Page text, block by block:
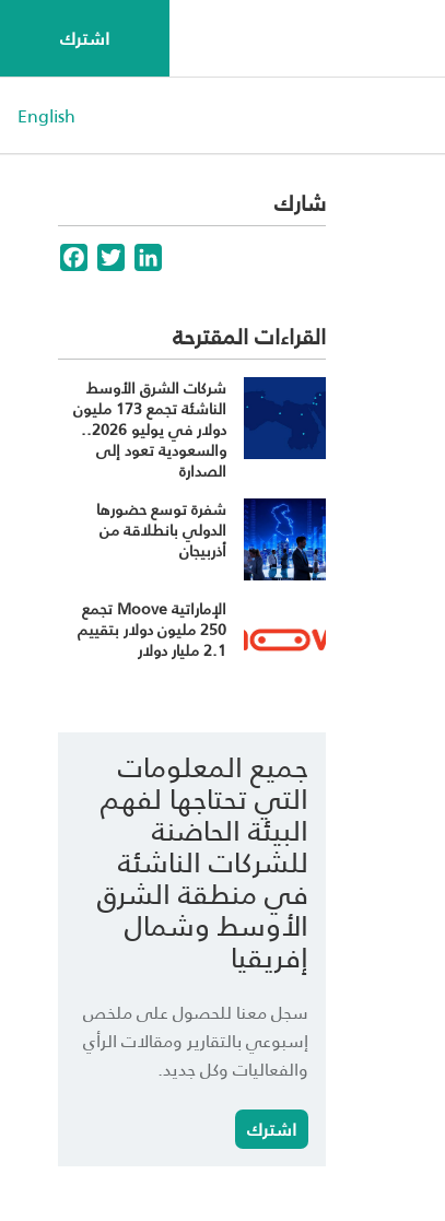
اشترك
English
شارك
FacebookTwitterLinkedIn
القراءات المقترحة
شركات الشرق الأوسط
الناشئة تجمع 173 مليون
دولار في يوليو 2026..
والسعودية تعود إلى
الصدارة
شفرة توسع حضورها
الدولي بانطلاقة من
أذربيجان
الإماراتية Moove تجمع
250 مليون دولار بتقييم
2.1 مليار دولار
جميع المعلومات
التي تحتاجها لفهم
البيئة الحاضنة
للشركات الناشئة
في منطقة الشرق
الأوسط وشمال
إفريقيا
سجل معنا للحصول على ملخص
إسبوعي بالتقارير ومقالات الرأي
والفعاليات وكل جديد.
اشترك